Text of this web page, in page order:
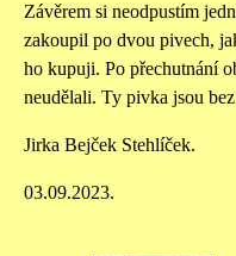
Závěrem si neodpustím
zakoupil po dvou pivech,
ho kupuji. Po přechutnání
neudělali. Ty pivka jsou
Jirka Bejček Stehlíček.
03.09.2023.